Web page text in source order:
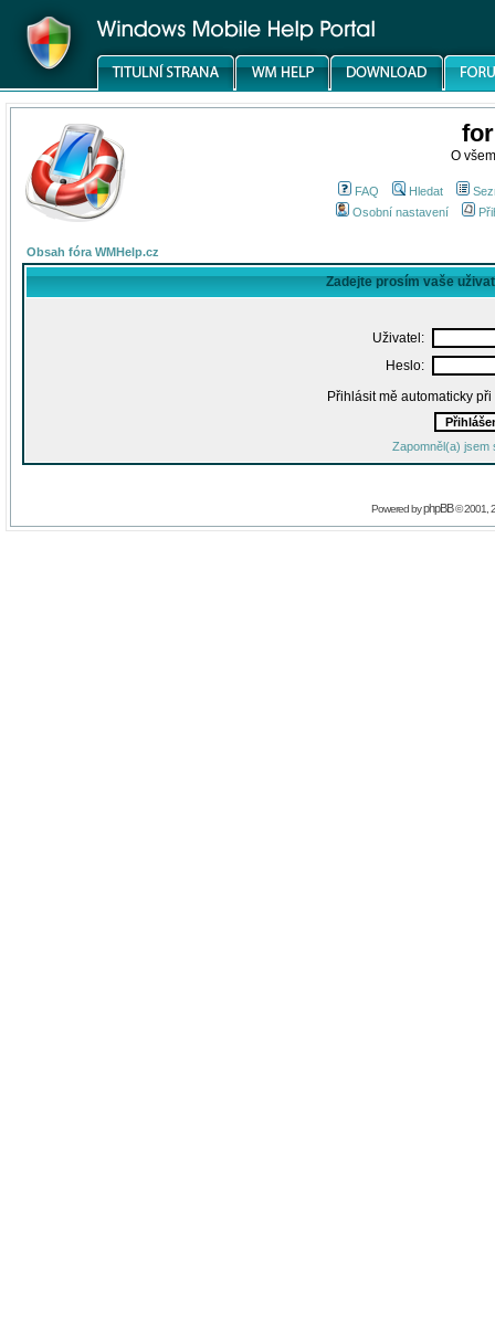
O
FAQ Hledat
Osobní nastavení
Obsah fóra WMHelp.cz
Zadejte prosím vaše
Uživatel:
Heslo:
Přihlásit mě automaticky
Zapomněl(a) jsem
Powered byphpBB© 2001,